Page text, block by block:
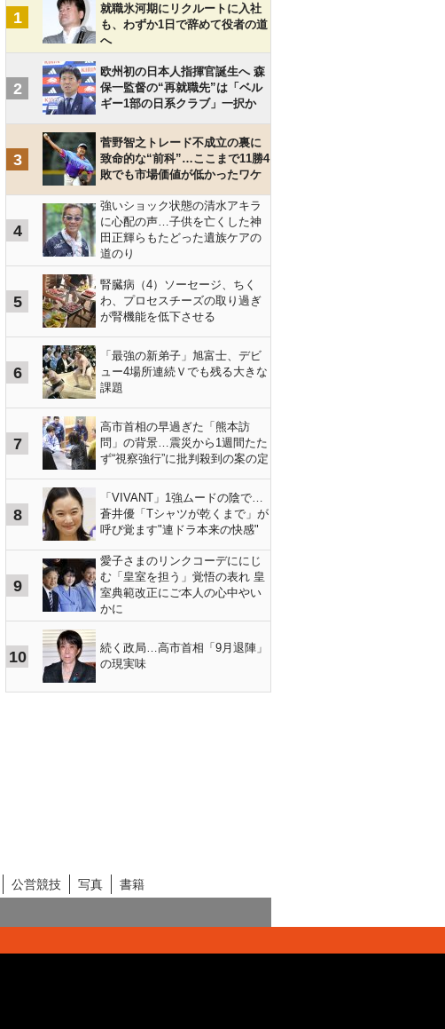
1
就職氷河期にリクルートに入社
も、わずか1日で辞めて役者の道
へ
2
欧州初の日本人指揮官誕生へ 森
保一監督の“再就職先”は「ベル
ギー1部の日系クラブ」一択か
3
菅野智之トレード不成立の裏に
致命的な“前科”…ここまで11勝4
敗でも市場価値が低かったワケ
4
強いショック状態の清水アキラ
に心配の声…子供を亡くした神
田正輝らもたどった遺族ケアの
道のり
5
腎臓病（4）ソーセージ、ちく
わ、プロセスチーズの取り過ぎ
が腎機能を低下させる
6
「最強の新弟子」旭富士、デビ
ュー4場所連続Ｖでも残る大きな
課題
7
高市首相の早過ぎた「熊本訪
問」の背景…震災から1週間たた
ず“視察強行”に批判殺到の案の定
8
「VIVANT」1強ムードの陰で…
蒼井優「Tシャツが乾くまで」が
呼び覚ます"連ドラ本来の快感"
9
愛子さまのリンクコーデににじ
む「皇室を担う」覚悟の表れ 皇
室典範改正にご本人の心中やい
かに
10
続く政局…高市首相「9月退陣」
の現実味
公営競技 写真
書籍